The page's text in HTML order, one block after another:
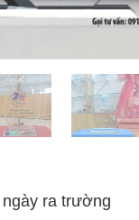
ra trường